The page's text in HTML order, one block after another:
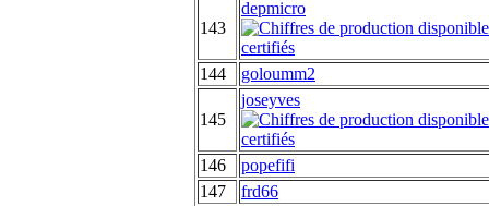
143
depmicro
144 goloumm2
145
joseyves
146
popefifi
147
frd66